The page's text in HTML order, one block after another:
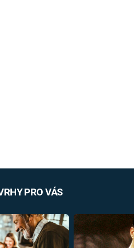
PRO VÁS